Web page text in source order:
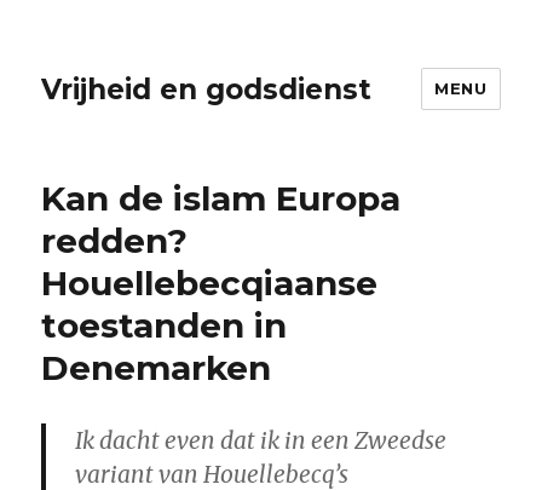
Vrijheid en godsdienst MENU
Kan de islam Europa
redden?
Houellebecqiaanse
toestanden in
Denemarken
Ik dacht even dat ik in een Zweedse
variant van Houellebecq’s